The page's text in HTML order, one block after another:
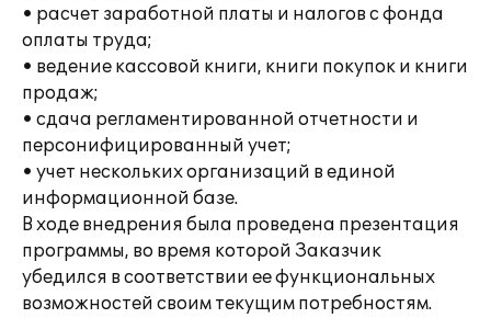
• расчет заработной платы и налогов с фонда
оплаты труда;
• ведение кассовой книги, книги покупок и книги
продаж;
• сдача регламентированной отчетности и
персонифицированный учет;
• учет нескольких организаций в единой
информационной базе.
В ходе внедрения была проведена презентация
программы, во время которой Заказчик
убедился в соответствии ее функциональных
возможностей своим текущим потребностям.